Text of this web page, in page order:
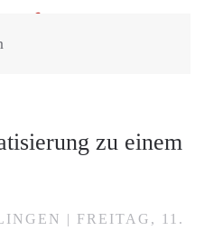
zu einem
| FREITAG, 11.